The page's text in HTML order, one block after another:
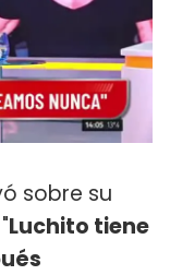
sobre su
Luchito tiene